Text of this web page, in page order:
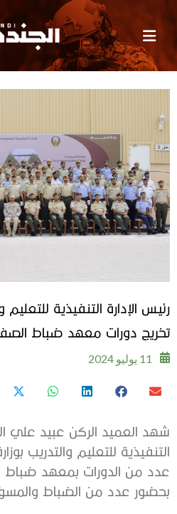
رئيس الإدارة التنفيذية
تخريج دورات معهد ضباط
11 يوليو 2024
شهد العميد الركن عبيد علي
التنفيذية للتعليم والتدريب
عدد من الدورات بمعهد
بحضور عدد من الضباط